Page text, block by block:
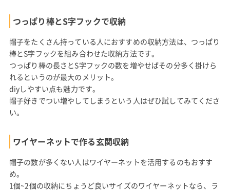
つっぱり棒とS字フックで収納
帽子をたくさん持っている人におすすめの収納方法は、つっぱり
棒とS字フックを組み合わせた収納方法です。
つっぱり棒の長さとS字フックの数を増やせばその分多く掛けら
れるというのが最大のメリット。
diyしやすい点も魅力です。
帽子好きでつい増やしてしまうという人はぜひ試してみてくださ
い。
ワイヤーネットで作る玄関収納
帽子の数が多くない人はワイヤーネットを活用するのもおすす
め。
1個~2個の収納にちょうど良いサイズのワイヤーネットなら、ラ